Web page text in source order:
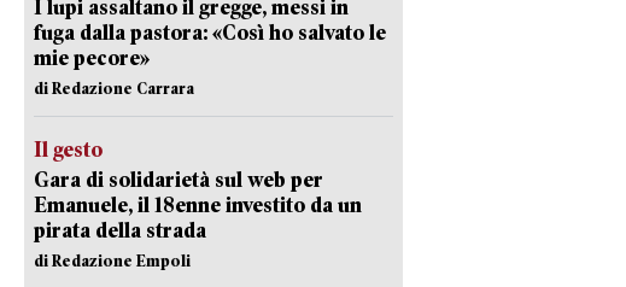
I lupi assaltano il gregge, messi in
fuga dalla pastora: «Così ho salvato le
mie pecore»
di Redazione Carrara
Il gesto
Gara di solidarietà sul web per
Emanuele, il 18enne investito da un
pirata della strada
di Redazione Empoli